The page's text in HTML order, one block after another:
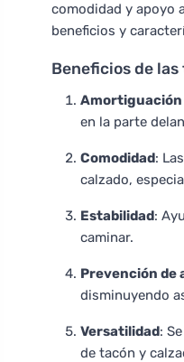
comodidad y apoyo
beneficios y
Beneficios de
Amortiguación
en la parte
Comodidad:
calzado,
Estabilidad:
caminar.
Prevención de
disminuyendo
Versatilidad:
de tacón y